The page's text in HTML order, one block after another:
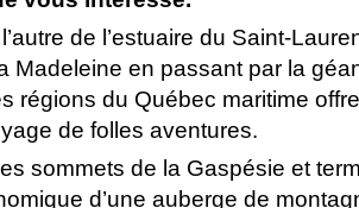
de l’estuaire du Saint-
Madeleine en passant par la
régions du Québec maritime
de folles aventures.
sommets de la Gaspésie et
d’une auberge de